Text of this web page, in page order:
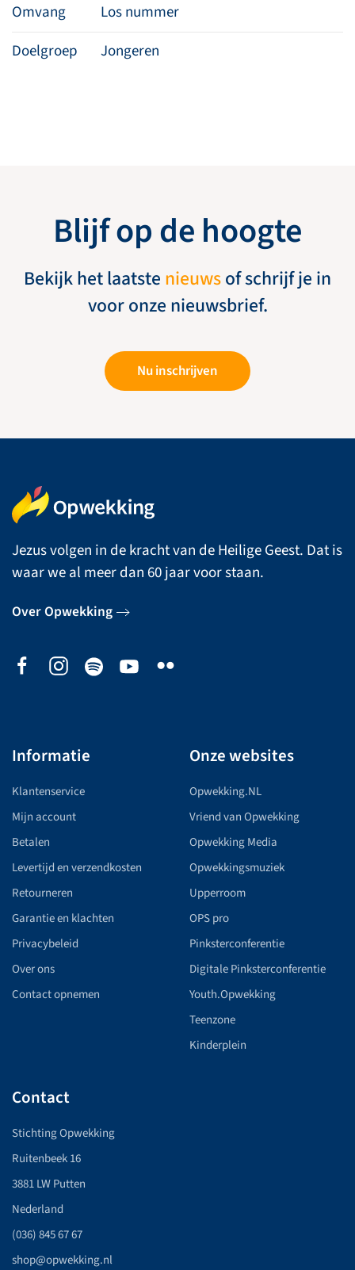
Omvang
Los nummer
Doelgroep
Jongeren
Blijf op de hoogte
Bekijk het laatste nieuwsof schrijf je in
voor onze nieuwsbrief.
Nu inschrijven
Jezus volgen in de kracht van de Heilige Geest. Dat is
waar we al meer dan 60 jaar voor staan.
Over Opwekking
Informatie
Klantenservice
Mijn account
Betalen
Levertijd en verzendkosten
Retourneren
Garantie en klachten
Privacybeleid
Over ons
Contact opnemen
Onze websites
Opwekking.NL
Vriend van Opwekking
Opwekking Media
Opwekkingsmuziek
Upperroom
OPS pro
Pinksterconferentie
Digitale Pinksterconferentie
Youth.Opwekking
Teenzone
Kinderplein
Contact
Stichting Opwekking
Ruitenbeek 16
3881 LW Putten
Nederland
(036) 845 67 67
shop@opwekking.nl